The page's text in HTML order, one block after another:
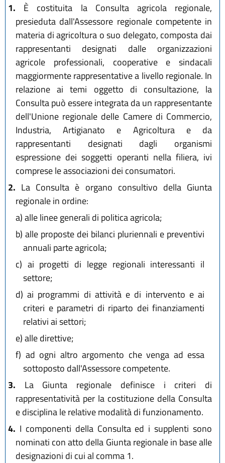
1. È costituita la Consulta agricola regionale,
presieduta dall'Assessore regionale competente in
materia di agricoltura o suo delegato, composta dai
rappresentanti designati dalle organizzazioni
agricole professionali, cooperative e sindacali
maggiormente rappresentative a livello regionale. In
relazione ai temi oggetto di consultazione, la
Consulta può essere integrata da un rappresentante
dell'Unione regionale delle Camere di Commercio,
Industria, Artigianato e Agricoltura e da
rappresentanti designati dagli organismi
espressione dei soggetti operanti nella filiera, ivi
comprese le associazioni dei consumatori.
2. La Consulta è organo consultivo della Giunta
regionale in ordine:
a)alle linee generali di politica agricola;
b) alle proposte dei bilanci pluriennali e preventivi
annuali parte agricola;
c) ai progetti di legge regionali interessanti il
settore;
d) ai programmi di attività e di intervento e ai
criteri e parametri di riparto dei finanziamenti
relativi ai settori;
e)alle direttive;
f) ad ogni altro argomento che venga ad essa
sottoposto dall'Assessore competente.
3. La Giunta regionale definisce i criteri di
rappresentatività per la costituzione della Consulta
e disciplina le relative modalità di funzionamento.
4. I componenti della Consulta ed i supplenti sono
nominati con atto della Giunta regionale in base alle
designazioni di cui al comma 1.